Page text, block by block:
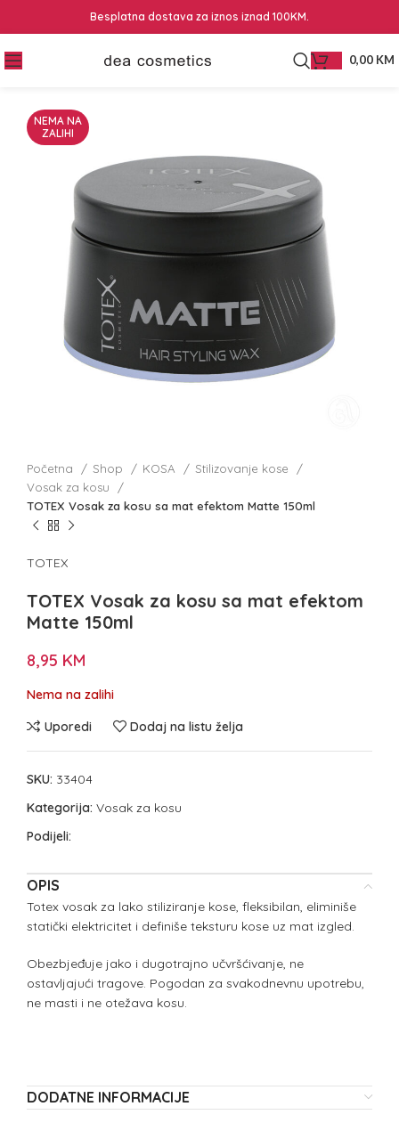
Besplatna dostava za iznos iznad 100KM.
0,00 KM
NEMA NA
ZALIHI
Početna Shop KOSA
Stilizovanje kose
Vosak za kosu
TOTEX Vosak za kosu sa mat efektom Matte 150ml
TOTEX
TOTEX Vosak za kosu sa mat efektom
Matte 150ml
8,95 KM
Nema na zalihi
Uporedi
Dodaj na listu želja
SKU: 33404
Kategorija: Vosak za kosu
Podijeli:
OPIS
Totex vosak za lako stiliziranje kose, fleksibilan, eliminiše
statički elektricitet i definiše teksturu kose uz mat izgled.
Obezbjeđuje jako i dugotrajno učvršćivanje, ne
ostavljajući tragove. Pogodan za svakodnevnu upotrebu,
ne masti i ne otežava kosu.
DODATNE INFORMACIJE